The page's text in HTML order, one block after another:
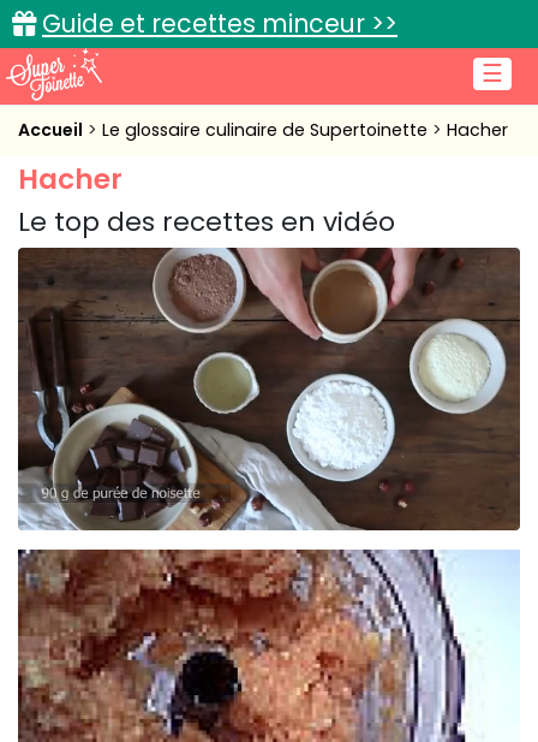
☰
Guide et recettes minceur >>
Accueil
Recettes de cuisine
Cuisine pratique
L'actu cuisine
Connexion
Accueil Le glossaire culinaire de Supertoinette Hacher
Hacher
Le top des recettes en vidéo